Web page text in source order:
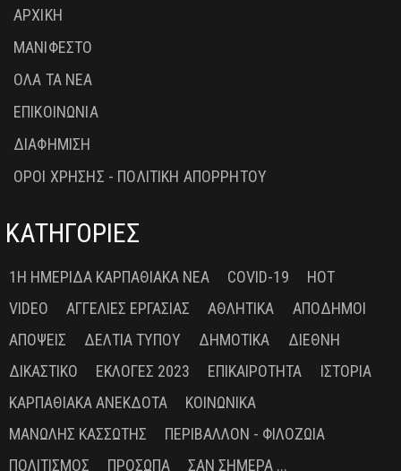
ΑΡΧΙΚΗ
ΜΑΝΙΦΕΣΤΟ
ΟΛΑ ΤΑ ΝΕΑ
ΕΠΙΚΟΙΝΩΝΙΑ
ΔΙΑΦΗΜΙΣΗ
ΟΡΟΙ ΧΡΗΣΗΣ - ΠΟΛΙΤΙΚΗ ΑΠΟΡΡΗΤΟΥ
ΚΑΤΗΓΟΡΙΕΣ
1Η ΗΜΕΡΊΔΑ ΚΑΡΠΑΘΙΑΚΆ ΝΈΑ COVID-19
HOT
VIDEO
ΑΓΓΕΛΊΕΣ ΕΡΓΑΣΊΑΣ ΑΘΛΗΤΙΚΆ
ΑΠΌΔΗΜΟΙ
ΑΠΌΨΕΙΣ
ΔΕΛΤΊΑ ΤΎΠΟΥ ΔΗΜΟΤΙΚΆ
ΔΙΕΘΝΉ
ΔΙΚΑΣΤΙΚΌ
ΕΚΛΟΓΈΣ 2023 ΕΠΙΚΑΙΡΌΤΗΤΑ
ΙΣΤΟΡΊΑ
ΚΑΡΠΑΘΙΑΚΆ ΑΝΈΚΔΟΤΑ
ΚΟΙΝΩΝΙΚΆ
ΜΑΝΏΛΗΣ ΚΑΣΣΏΤΗΣ
ΠΕΡΙΒΆΛΛΟΝ - ΦΙΛΟΖΩΊΑ
ΠΟΛΙΤΙΣΜΌΣ
ΠΡΌΣΩΠΑ ΣΑΝ ΣΉΜΕΡΑ ...